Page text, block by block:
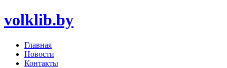
volklib.by
Главная
Новости
Контакты